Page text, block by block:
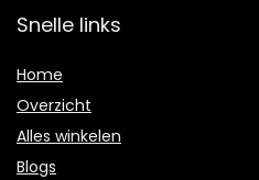
Snelle links
Home
Overzicht
Alles winkelen
Blogs